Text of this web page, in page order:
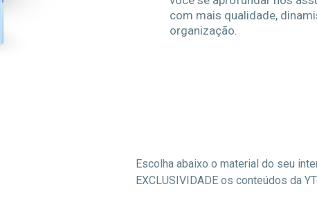
com mais qualidade,
organização.
Escolha abaixo o material do seu
EXCLUSIVIDADE os conteúdos da